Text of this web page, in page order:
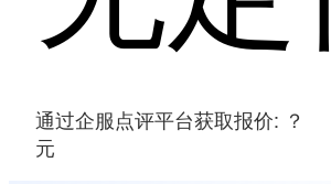
通过企服点评平台获取报价: ？
元